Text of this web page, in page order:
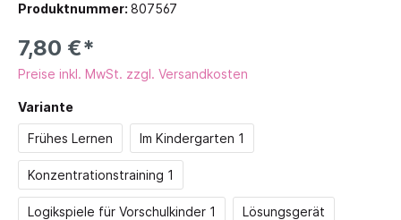
Produktnummer: 807567
7,80 €*
Preise inkl. MwSt. zzgl. Versandkosten
Variante
Frühes Lernen Im Kindergarten 1
Konzentrationstraining 1
Logikspiele für Vorschulkinder 1 Lösungsgerät